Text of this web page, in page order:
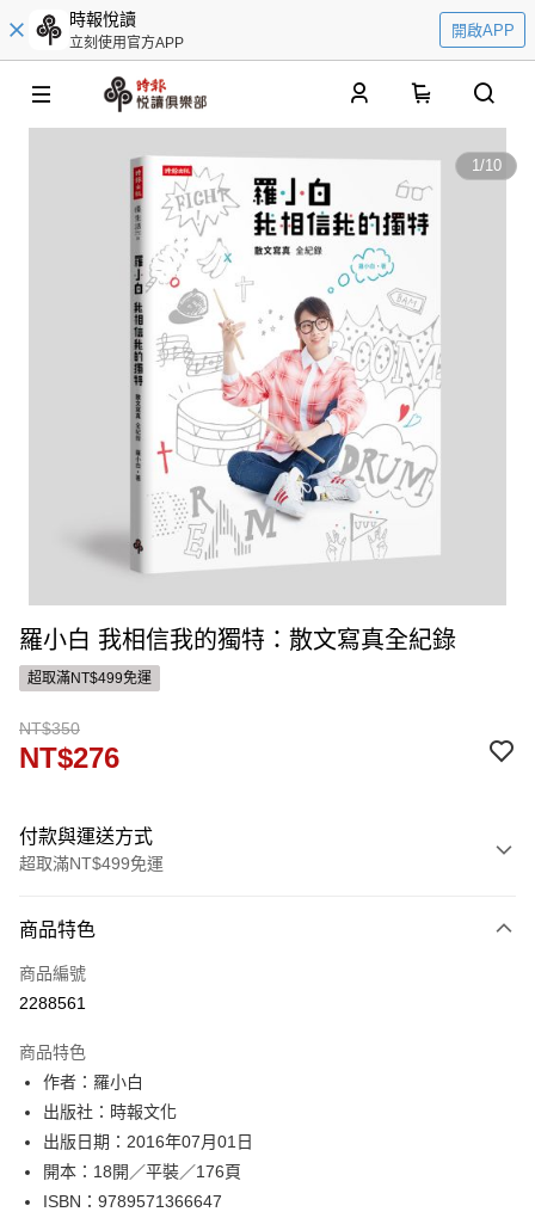
時報悅讀
立刻使用官方APP
開啟APP
1/10
羅小白 我相信我的獨特：散文寫真全紀錄
超取滿NT$499免運
NT$350
NT$276
付款與運送方式
超取滿NT$499免運
信用卡一次付款
ATM付款
運送方式
付款後全家取貨
每筆NT$60，滿NT$499(含以上)免運費
付款後7-11取貨
每筆NT$60，滿NT$499(含以上)免運費
商品特色
商品編號
2288561
商品特色
作者：羅小白
出版社：時報文化
出版日期：2016年07月01日
開本：18開／平裝／176頁
ISBN：9789571366647